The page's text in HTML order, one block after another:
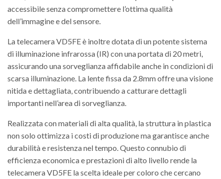
accessibile senza compromettere l’ottima qualità
dell’immagine e del sensore.
La telecamera VD5FE è inoltre dotata di un potente sistema
di illuminazione infrarossa (IR) con una portata di 20 metri,
assicurando una sorveglianza affidabile anche in condizioni di
scarsa illuminazione. La lente fissa da 2.8mm offre una visione
nitida e dettagliata, contribuendo a catturare dettagli
importanti nell’area di sorveglianza.
Realizzata con materiali di alta qualità, la struttura in plastica
non solo ottimizza i costi di produzione ma garantisce anche
durabilità e resistenza nel tempo. Questo connubio di
efficienza economica e prestazioni di alto livello rende la
telecamera VD5FE la scelta ideale per coloro che cercano